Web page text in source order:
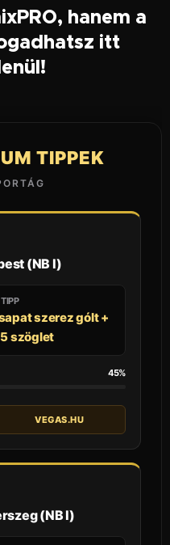
hanem a
itt
TIPPEK
(NB I)
szerez gólt +
szöglet
45%
VEGAS.HU
(NB I)